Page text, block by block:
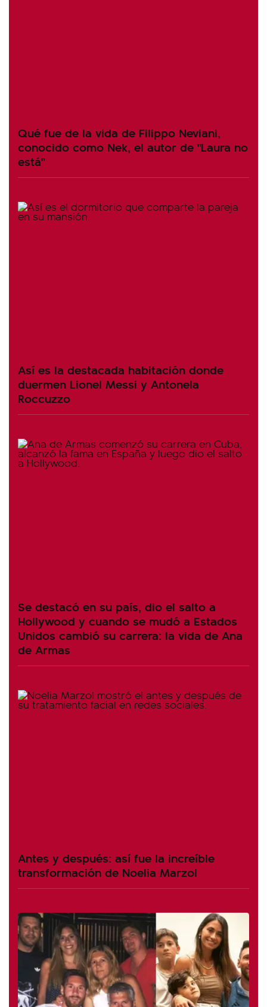
Qué fue de la vida de Filippo Neviani,
conocido como Nek, el autor de "Laura no
está"
Así es la destacada habitación donde
duermen Lionel Messi y Antonela
Roccuzzo
Se destacó en su país, dio el salto a
Hollywood y cuando se mudó a Estados
Unidos cambió su carrera: la vida de Ana
de Armas
Antes y después: así fue la increíble
transformación de Noelia Marzol